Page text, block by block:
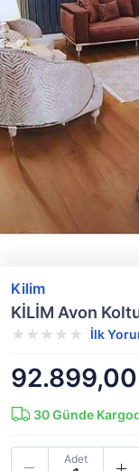
Kilim
KİLİM Avon
İlk
30Günde
Adet